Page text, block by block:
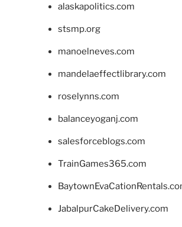
alaskapolitics.com
stsmp.org
manoelneves.com
mandelaeffectlibrary.com
roselynns.com
balanceyoganj.com
salesforceblogs.com
TrainGames365.com
JabalpurCakeDelivery.com